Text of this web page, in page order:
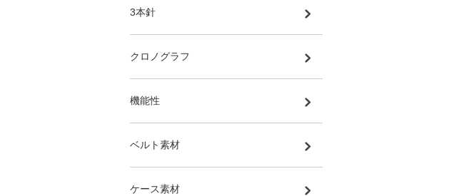
3本針
クロノグラフ
機能性
ベルト素材
ケース素材